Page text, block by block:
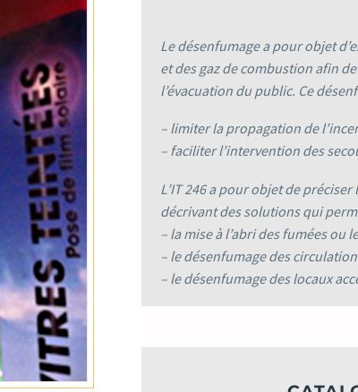
Le désenfumage a pour objet
et des gaz de combustion afin
l’évacuation du public. Ce
– limiter la propagation de
– faciliter l’intervention des
L’IT 246 a pour objet de
décrivant des solutions qui
– la mise à l’abri des fumées ou
– le désenfumage des
– le désenfumage des locaux